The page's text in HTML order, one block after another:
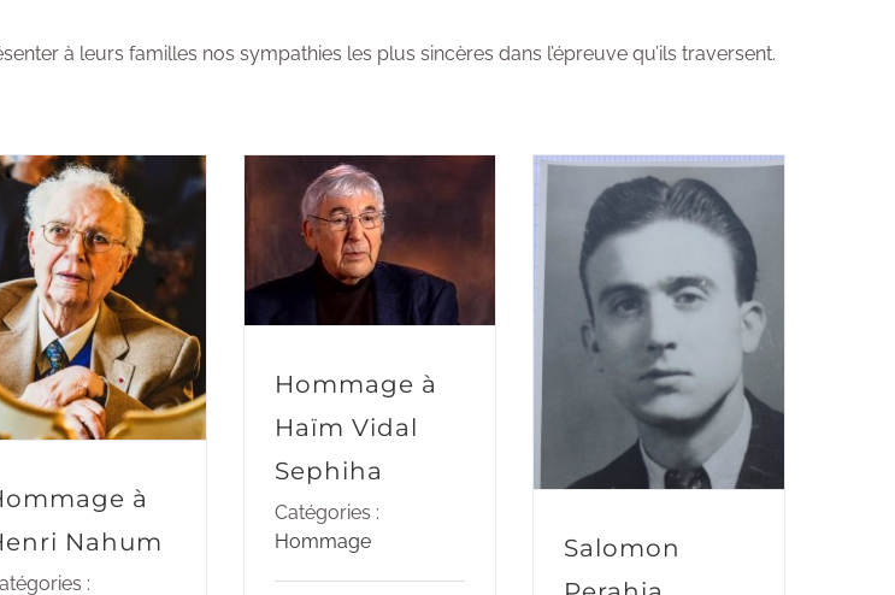
à leurs familles nos sympathies les plus sincères dans l’épreuve qu’ils traversent.
Hommage à
Henri Nahum
à
Nahum
:
Hommage à
Haïm Vidal
Sephiha
Hommage à
Haïm Vidal
Sephiha
Catégories :
Hommage
Perahia
Salomon